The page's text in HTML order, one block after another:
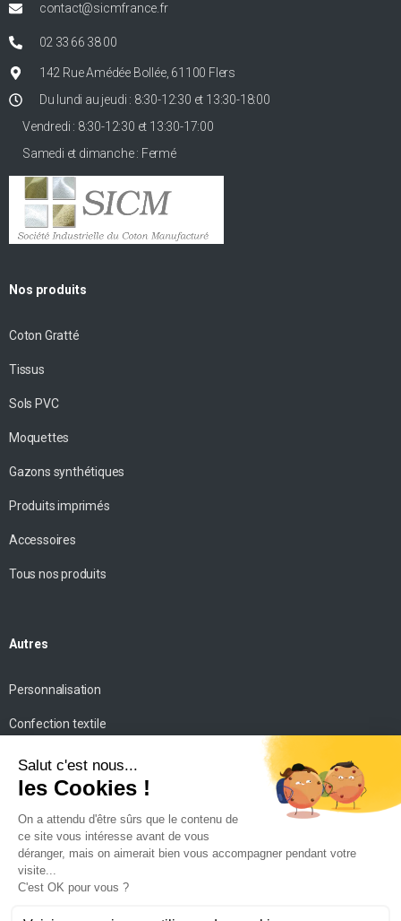
contact@sicmfrance.fr
02 33 66 38 00
142 Rue Amédée Bollée, 61100 Flers
Du lundi au jeudi : 8:30-12:30 et 13:30-18:00
Vendredi : 8:30-12:30 et 13:30-17:00
Samedi et dimanche : Fermé
Nos produits
Coton Gratté
Tissus
Sols PVC
Moquettes
Gazons synthétiques
Produits imprimés
Accessoires
Tous nos produits
Autres
Personnalisation
Confection textile
Impression personnalisée
Mise en scène
Conseils
Contact